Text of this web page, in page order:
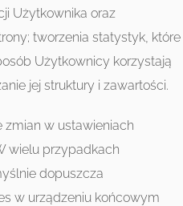
Użytkownika oraz
tworzenia statystyk, które
Użytkownicy korzystają
jej struktury i zawartości.
zmian w ustawieniach
wielu przypadkach
dopuszcza
w urządzeniu końcowym